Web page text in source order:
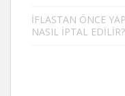
İFLASTAN ÖNCE
NASIL İPTAL EDİLİR?